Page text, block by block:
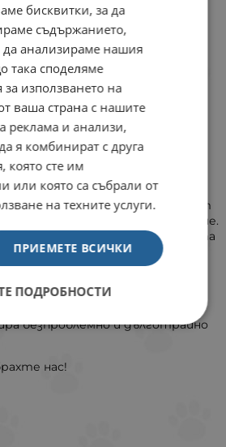
отМиаЗоо
кожа и
вносни карабинки и обков от
с
покритие.
е масивен, тъй като кучетата
деформират некачествения
е механизиран, което
и подобрява външния вид.
безпроблемно и дълготрайно
нас!
бисквитки, за да
съдържанието,
да анализираме нашия
така споделяме
използването на
ваша страна с нашите
реклама и анализи,
я комбинират с друга
която сте им
или която са събрали от
на техните услуги.
ПРИЕМЕТЕ ВСИЧКИ
ПОДРОБНОСТИ